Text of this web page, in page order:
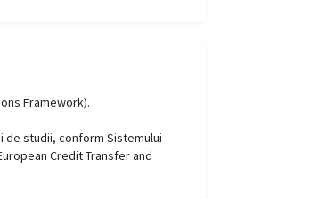
Framework).
studii, conform Sistemului
Credit Transfer and